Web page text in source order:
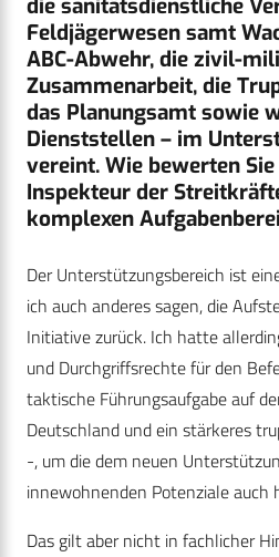
die sanitätsdienstliche
Feldjägerwesen samt
ABC-Abwehr, die zivil-
Zusammenarbeit, die
das Planungsamt sowie
Dienststellen – im
vereint. Wie bewerten
Inspekteur der
komplexen
Der Unterstützungsbereich ist
ich auch anderes sagen, die
Initiative zurück. Ich hatte
und Durchgriffsrechte für den
taktische Führungsaufgabe auf
Deutschland und ein stärkeres
-, um die dem neuen
innewohnenden Potenziale auch
Das gilt aber nicht in fachlicher